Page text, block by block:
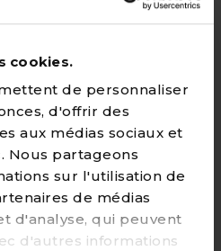
cookies.
de personnaliser
d'offrir des
aux médias sociaux et
Nous partageons
sur l'utilisation de
de médias
d'analyse, qui peuvent
d'autres informations
→